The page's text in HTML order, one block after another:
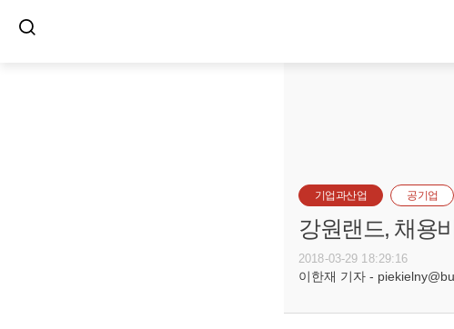
기업과산업 공기업
강원랜드, 채용
2018-03-29 18:29:16
이한재 기자 -